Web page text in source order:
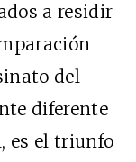
a residir
del
diferente
es el triunfo